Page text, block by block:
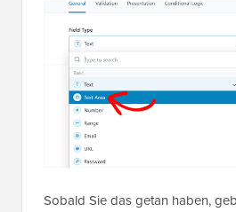
Sobald Sie das getan haben,